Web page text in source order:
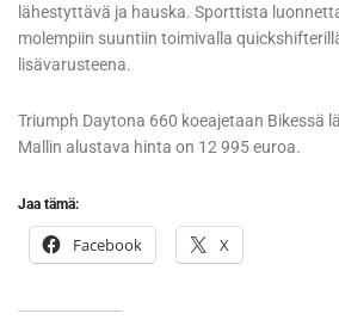
lähestyttävä ja hauska. Sporttista
molempiin suuntiin toimivalla
lisävarusteena.
Triumph Daytona 660 koeajetaan Bikessä
Mallin alustava hinta on 12 995 euroa.
Jaa tämä:
Facebook X